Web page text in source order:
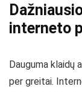
interneto
Dauguma klaidų
per greitai.